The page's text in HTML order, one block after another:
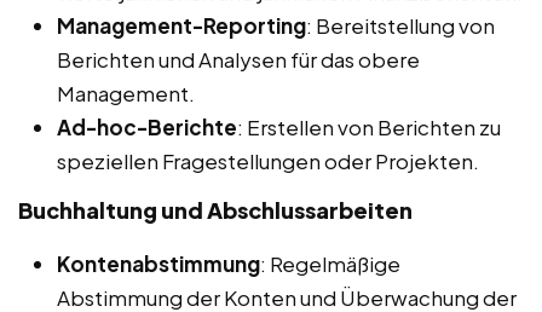
Management-Reporting: Bereitstellung von
Berichten und Analysen für das obere
Management.
Ad-hoc-Berichte: Erstellen von Berichten zu
speziellen Fragestellungen oder Projekten.
Buchhaltung und Abschlussarbeiten
Kontenabstimmung: Regelmäßige
Abstimmung der Konten und Überwachung der